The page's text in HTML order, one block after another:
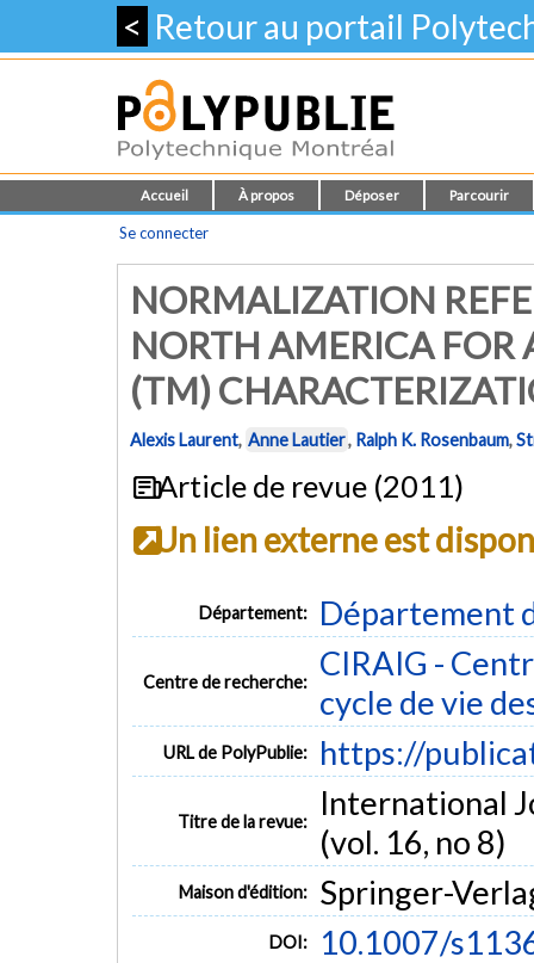
< Retour au portail
Accueil À propos Déposer Parcourir
Se connecter
NORMALIZATION
NORTH AMERICA FOR
(TM)
Alexis Laurent, Anne Lautier, Ralph K. Rosenbaum,
Article de revue (2011)
Un lien externe est
Département: Département
Centre de recherche:
CIRAIG -
cycle de vie
URL de PolyPublie: https://
Titre de la revue:
International
(vol. 16, no 8)
Maison d'édition: Springer-
DOI: 10.1007/